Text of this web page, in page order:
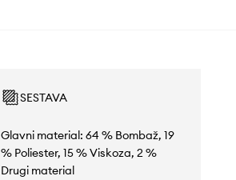
SESTAVA
Glavni material: 64 % Bombaž, 19
% Poliester, 15 % Viskoza, 2 %
Drugi material